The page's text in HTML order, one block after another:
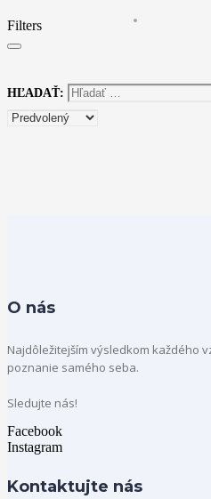
Filters
HĽADAŤ:
O nás
Najdôležitejším výsledkom každého
poznanie samého seba.
Sledujte nás!
Facebook
Instagram
Kontaktujte nás